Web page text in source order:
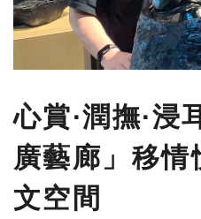
心賞∙潤撫∙浸
廣藝廊」移
文空間